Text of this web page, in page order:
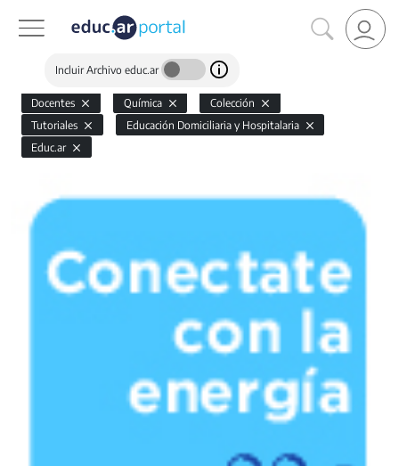
Incluir Archivo educ.ar
Docentes Química
Colección
Tutoriales
Educación Domiciliaria y Hospitalaria
Educ.ar